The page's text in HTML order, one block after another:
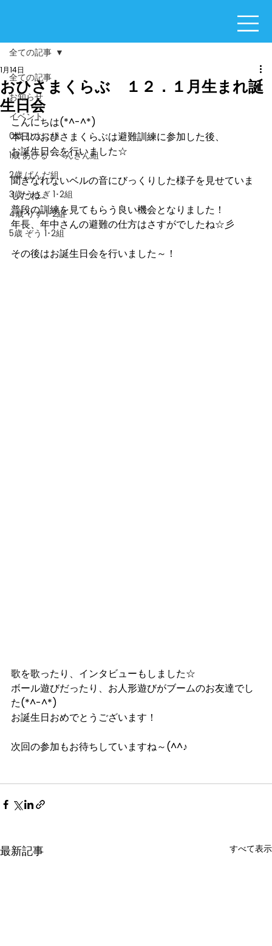
全ての記事
お知らせ
イベント
0歳 ひよこ組
1歳 あひる・ぺんぎん組
2歳 ぱんだ組
3歳 うさぎ 1･2組
4歳 りす 1･2組
5歳 ぞう 1･2組
全ての記事
おひさまくらぶ １２．１月生まれ誕
生日会
1月14日
こんにちは(*^-^*)
本日のおひさまくらぶは避難訓練に参加した後、
お誕生日会を行いました☆
聞きなれないベルの音にびっくりした様子を見せていま
したね…
普段の訓練を見てもらう良い機会となりました！
年長、年中さんの避難の仕方はさすがでしたね☆彡
その後はお誕生日会を行いました～！
歌を歌ったり、インタビューもしました☆
ボール遊びだったり、お人形遊びがブームのお友達でし
た(*^-^*)
お誕生日おめでとうございます！
次回の参加もお待ちしていますね～(^^♪
最新記事 すべて表示